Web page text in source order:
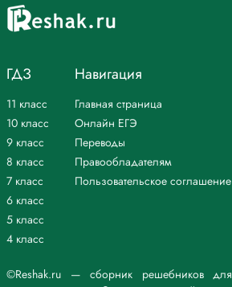
©Reshak.ru — сборник решебников
ГДЗ
11 класс
10 класс
9 класс
8 класс
7 класс
6 класс
5 класс
4 класс
Навигация
Главная страница
Онлайн ЕГЭ
Переводы
Правообладателям
Пользовательское соглашение